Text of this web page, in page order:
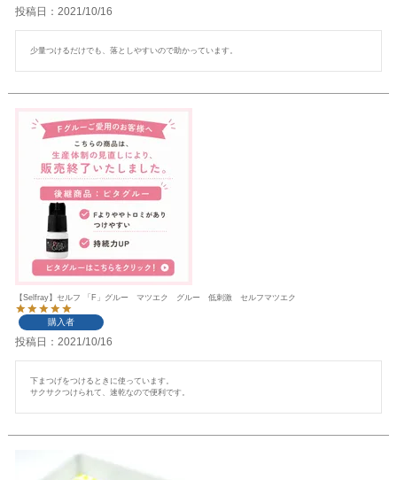
投稿日 2021/10/16
少量つけるだけでも、落としやすいので助かっています。
【Selfray】セルフ 「F」グルー マツエク グルー 低刺激 セルフマツエク
購入者
投稿日 2021/10/16
下まつげをつけるときに使っています。
サクサクつけられて、速乾なので便利です。